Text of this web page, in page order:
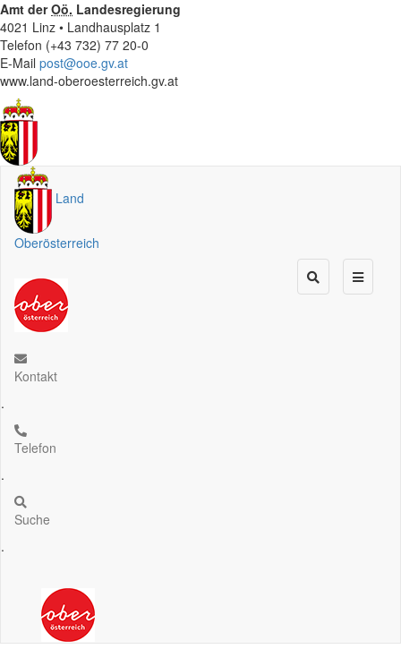
Amt derOö. Landesregierung
4021 Linz • Landhausplatz 1
Telefon (+43 732) 77 20-0
E-Mail post@ooe.gv.at
www.land-oberoesterreich.gv.at
Land
Oberösterreich
Kontakt
.
Telefon
.
Suche
.